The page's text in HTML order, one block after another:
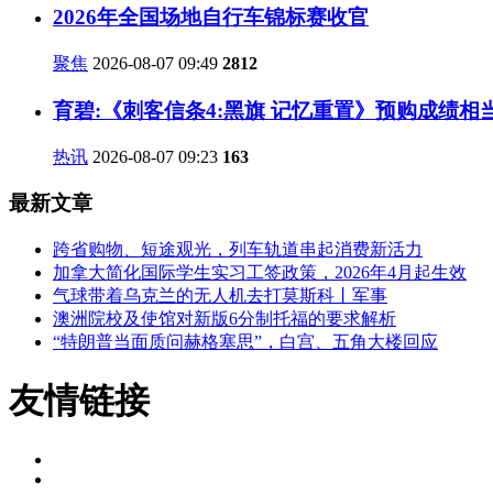
2026年全国场地自行车锦标赛收官
聚焦 2026-08-07 09:49 2812
育碧:《刺客信条4:黑旗 记忆重置》预购成绩相
热讯 2026-08-07 09:23 163
最新文章
跨省购物、短途观光，列车轨道串起消费新活力
加拿大简化国际学生实习工签政策，2026年4月起生效
气球带着乌克兰的无人机去打莫斯科丨军事
澳洲院校及使馆对新版6分制托福的要求解析
“特朗普当面质问赫格塞思”，白宫、五角大楼回应
友情链接